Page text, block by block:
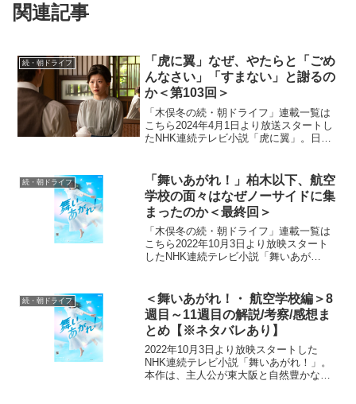
関連記事
続・朝ドライフ
「虎に翼」なぜ、やたらと「ごめ
んなさい」「すまない」と謝るの
か＜第103回＞
「木俣冬の続・朝ドライフ」連載一覧は
こちら2024年4月1日より放送スタートし
たNHK連続テレビ小説「虎に翼」。日本
く本作。困難な時代に生まれながらも仲
間たちと切磋琢磨...
続・朝ドライフ
「舞いあがれ！」柏木以下、航空
学校の面々はなぜノーサイドに集
まったのか＜最終回＞
「木俣冬の続・朝ドライフ」連載一覧は
こちら2022年10月3日より放映スタート
したNHK連続テレビ小説「舞いあが
かな長崎・五島列島で人との絆を育みな
がら、空を飛ぶ夢に向...
続・朝ドライフ
＜舞いあがれ！・ 航空学校編＞8
週目～11週目の解説/考察/感想ま
とめ【※ネタバレあり】
2022年10月3日より放映スタートした
NHK連続テレビ小説「舞いあがれ！」。
本作は、主人公が東大阪と自然豊かな長